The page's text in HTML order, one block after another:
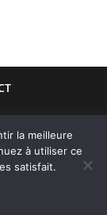
la meilleure
à utiliser ce
satisfait.